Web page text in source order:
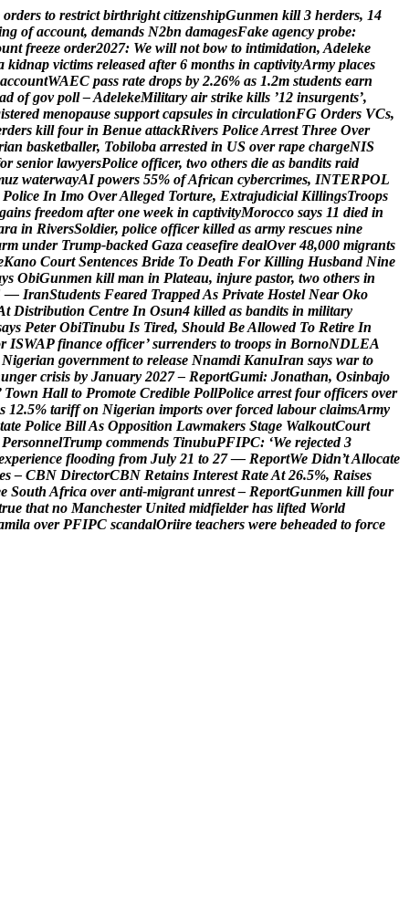
orders to restrict birthright citizenshipGunmen kill 3 herders, 14
ng of account, demands N2bn damagesFake agency probe:
unt freeze order2027: We will not bow to intimidation, Adeleke
kidnap victims released after 6 months in captivityArmy places
accountWAEC pass rate drops by 2.26% as 1.2m students earn
ad of gov poll –AdelekeMilitary air strike kills ’12 insurgents’,
istered menopause support capsules in circulationFG Orders VCs,
rders kill four in Benue attackRivers PoliceArrest Three Over
ian basketballer, Tobiloba arrested in US over rape chargeNIS
or senior lawyersPolice officer, two others die as bandits raid
uz waterwayAI powers 55% ofAfrican cybercrimes, INTERPOL
Police In Imo OverAlleged Torture, Extrajudicial KillingsTroops
gains freedom after one week in captivityMorocco says 11 died in
ra in RiversSoldier, police officer killed as army rescues nine
rm under Trump-backed Gaza ceasefire dealOver 48,000 migrants
Kano Court Sentences Bride To Death For Killing Husband Nine
ys ObiGunmen kill man in Plateau, injure pastor, two others in
— IranStudents Feared TrappedAs Private Hostel Near Oko
t Distribution Centre In Osun4 killed as bandits in military
ays Peter ObiTinubu Is Tired, Should BeAllowed To Retire In
r ISWAP finance officer’ surrenders to troops in BornoNDLEA
Nigerian government to release Nnamdi KanuIran says war to
unger crisis by January 2027 – ReportGumi: Jonathan, Osinbajo
Town Hall to Promote Credible PollPolice arrest four officers over
s 12.5% tariff on Nigerian imports over forced labour claimsArmy
tate Police BillAs Opposition Lawmakers Stage WalkoutCourt
PersonnelTrump commends TinubuPFIPC: ‘We rejected 3
xperience flooding from July 21 to 27 — ReportWe Didn’tAllocate
es – CBN DirectorCBN Retains Interest RateAt 26.5%, Raises
e South Africa over anti-migrant unrest – ReportGunmen kill four
rue that no Manchester United midfielder has lifted World
mila over PFIPC scandalOriire teachers were beheaded to force